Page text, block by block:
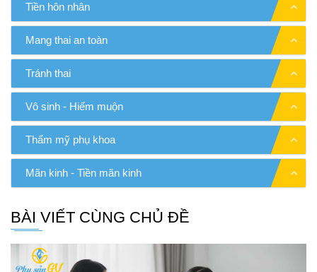
Tiền hôn nhân
Mang thai an toàn
Tránh thai
Vô sinh - Hiếm muộn
Thẩm mỹ phụ khoa
Mãn kinh - Tiền mãn kinh
BÀI VIẾT CÙNG CHỦ ĐỀ